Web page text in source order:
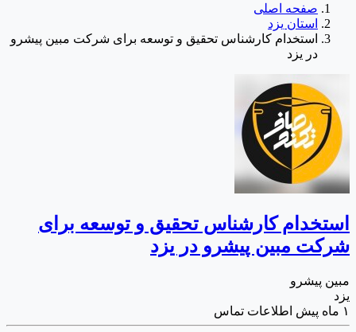
صفحه اصلی
استان یزد
استخدام کارشناس تحقیق و توسعه برای شرکت مبین پیشرو
در یزد
استخدام کارشناس تحقیق و توسعه برای
شرکت مبین پیشرو در یزد
مبین پیشرو
یزد
۱ ماه پیش
اطلاعات تماس